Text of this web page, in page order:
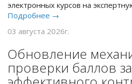
03 августа 2026г.
Обновление
проверки баллов за
эффективного
"Организация